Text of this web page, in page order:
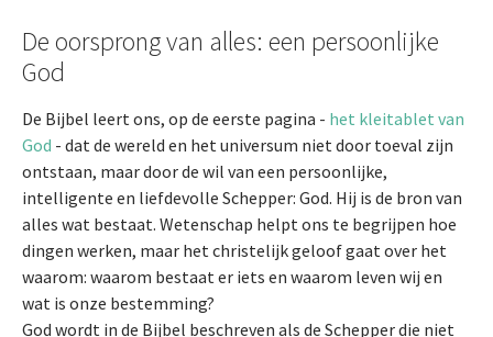
De oorsprong van alles: een persoonlijke
God
De Bijbel leert ons, op de eerste pagina - het kleitablet van
God - dat de wereld en het universum niet door toeval zijn
ontstaan, maar door de wil van een persoonlijke,
intelligente en liefdevolle Schepper: God. Hij is de bron van
alles wat bestaat. Wetenschap helpt ons te begrijpen hoe
dingen werken, maar het christelijk geloof gaat over het
waarom: waarom bestaat er iets en waarom leven wij en
wat is onze bestemming?
God wordt in de Bijbel beschreven als de Schepper die niet